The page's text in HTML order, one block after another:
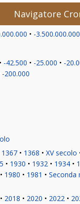
Navigatore
-3.500.000.000
-42.500 -25.000 -
-200.000
1367 1368 XV secolo
1930 1932 1934
1980 1981 Seconda
2018 2020 2022